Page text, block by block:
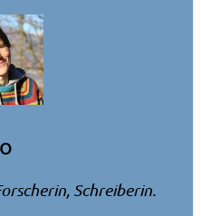
Schreiberin.